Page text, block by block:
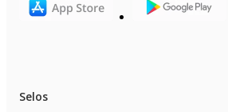
Selos